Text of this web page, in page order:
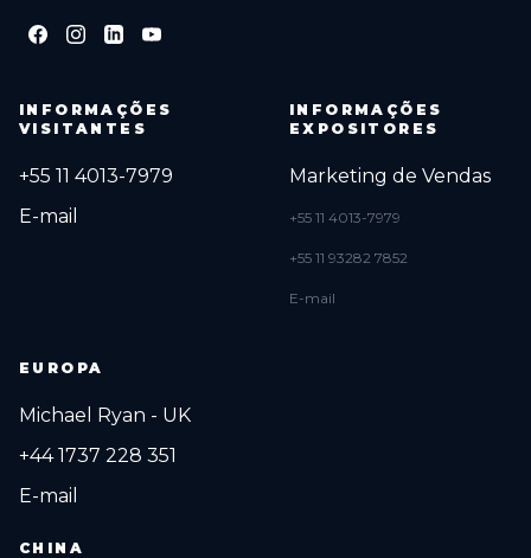
INFORMAÇÕES
VISITANTES
+55 11 4013-7979
E-mail
INFORMAÇÕES
EXPOSITORES
Marketing de Vendas
+55 11 4013-7979
+55 11 93282 7852
E-mail
EUROPA
Michael Ryan - UK
+44 1737 228 351
E-mail
CHINA